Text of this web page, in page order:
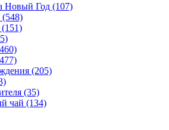
Новый Год (107)
(548)
(151)
(205)
(35)
чай (134)